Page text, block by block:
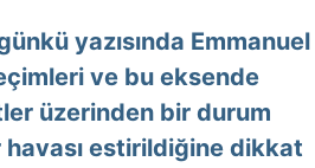
yazısında Emmanuel
ve bu eksende
üzerinden bir durum
estirildiğine dikkat